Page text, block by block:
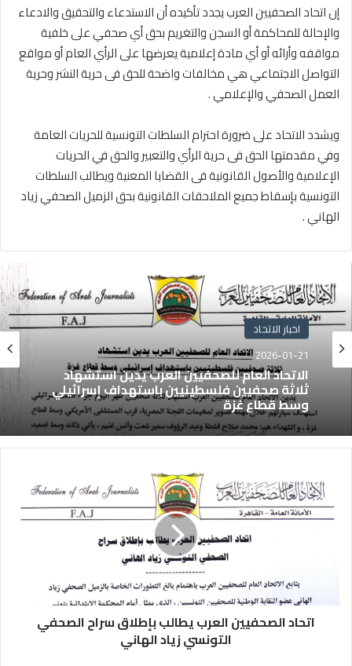
إن اتحاد الصحفيين العرب يجدد تأكيده أن الاستدعاء والتحقيق والادعاء
والإحالة للمحاكمة أو السجن والتغريم بحق أي صحفي على خلفية
مواقفه وأرائه أو أي مادة إعلامية يعرضها على الرأي العام أو مواقع
التواصل الاجتماعي هي مخالفات واضحة للحق فى حرية النشر وحرية
العمل الصحفي والإعلامي .
ويشدد الاتحاد على ضرورة احترام السلطات التونسية للحريات العامة
وفي مقدمتها الحق فى حرية الرأي والتعبير والحق في الحريات
الإعلامية والأصول القانونية فى القضايا المعنية ويطالب السلطات
التونسية بإسقاط جميع الملاحقات القانونية بحق الزميل الصحفي زياد
الهاني .
اخبار الاتحاد
2026-01-21
الاتحاد العام للصحفيين العرب يدين استشهاد
ثلاثة صحفيين فلسطينيين باستهداف إسرائيلي
وسط قطاع غزة
اتحاد الصحفيين العرب يطالب بإطلاق سراح الصحفي
التونسي زياد الهاني